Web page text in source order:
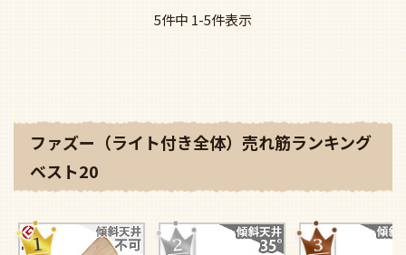
5件中 1-5件表示
ファズー（ライト付き全体）売れ筋ランキング
ベスト20